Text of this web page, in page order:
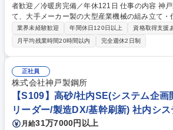
者歓迎／冷暖房完備／年休121日 仕事の内容 神戸製鋼所の高砂製作所内に
て、大手メーカー製の大型産業機械の組み立て・
て活躍いただきます。図面を基にした組み付け、
最終仕上げ工程をチームで担当します。 冷暖房完備の屋内工場にて、天候
に左右されず作業に集中できます。5～10名のチ
ジュールを徹底。出張の際は、3時間の移動だけ
与を全額保障します。また、2時間以上の移動に
動手当、さらに1日最大2,000円の食事補助など、
も適切に評価し、待遇として還元する仕組みが整備さ
種 【機械組立・仕上げ】製造経験者歓迎／冷暖
業界未経験歓迎 年間休日120日以上
資格取得支援
月平均残業時間20時間以内
完全週休2日制
正社員
株式会社神戸製鋼所
【S109】高砂/社内SE(システム企画
リーダー/製造DX/基幹刷新) 社内シ
月給31万7000円以上